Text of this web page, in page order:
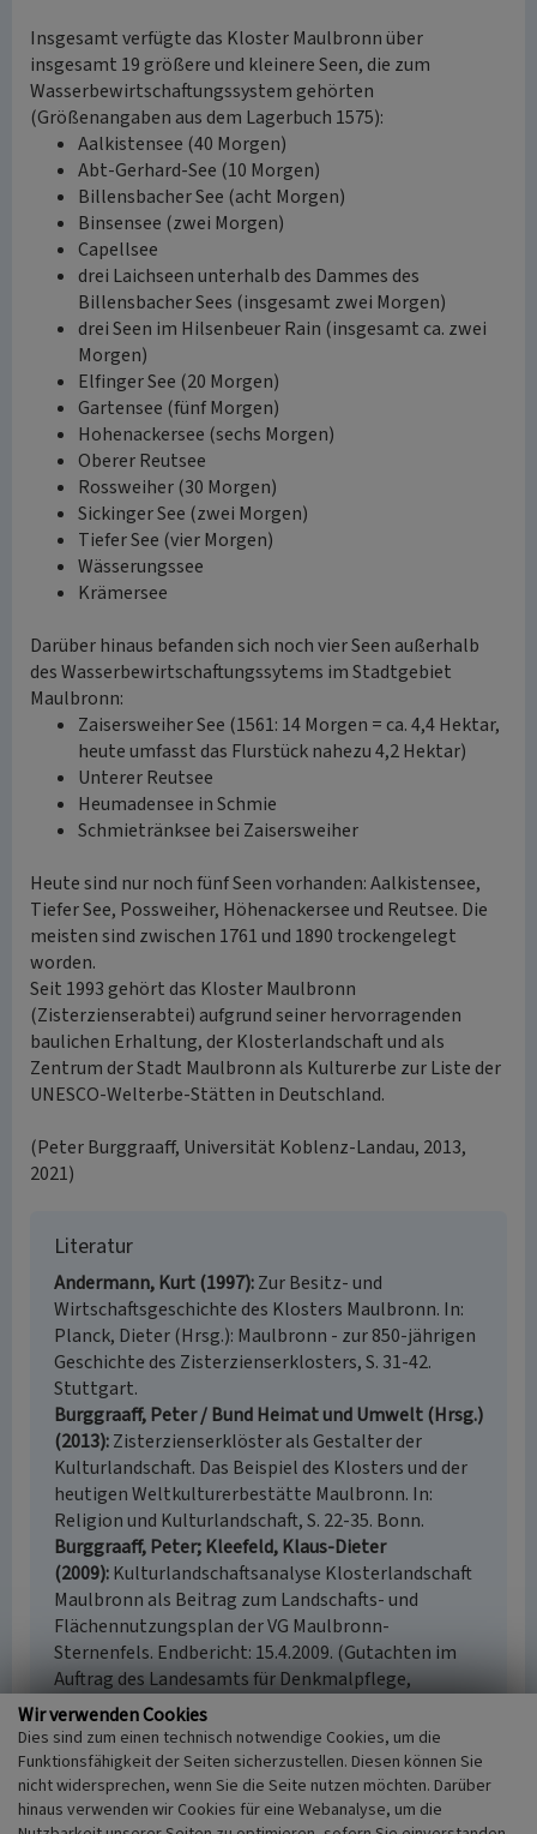
Insgesamt verfügte das Kloster Maulbronn über
insgesamt 19 größere und kleinere Seen, die zum
Wasserbewirtschaftungssystem gehörten
(Größenangaben aus dem Lagerbuch 1575):
Aalkistensee (40 Morgen)
Abt-Gerhard-See (10 Morgen)
Billensbacher See (acht Morgen)
Binsensee (zwei Morgen)
Capellsee
drei Laichseen unterhalb des Dammes des
Billensbacher Sees (insgesamt zwei Morgen)
drei Seen im Hilsenbeuer Rain (insgesamt ca. zwei
Morgen)
Elfinger See (20 Morgen)
Gartensee (fünf Morgen)
Hohenackersee (sechs Morgen)
Oberer Reutsee
Rossweiher (30 Morgen)
Sickinger See (zwei Morgen)
Tiefer See (vier Morgen)
Wässerungssee
Krämersee
Darüber hinaus befanden sich noch vier Seen außerhalb
des Wasserbewirtschaftungssytems im Stadtgebiet
Maulbronn:
Zaisersweiher See (1561: 14 Morgen = ca. 4,4 Hektar,
heute umfasst das Flurstück nahezu 4,2 Hektar)
Unterer Reutsee
Heumadensee in Schmie
Schmietränksee bei Zaisersweiher
Heute sind nur noch fünf Seen vorhanden: Aalkistensee,
Tiefer See, Possweiher, Höhenackersee und Reutsee. Die
meisten sind zwischen 1761 und 1890 trockengelegt
worden.
Seit 1993 gehört das Kloster Maulbronn
(Zisterzienserabtei) aufgrund seiner hervorragenden
baulichen Erhaltung, der Klosterlandschaft und als
Zentrum der Stadt Maulbronn als Kulturerbe zur Liste der
UNESCO-Welterbe-Stätten in Deutschland.
(Peter Burggraaff, Universität Koblenz-Landau, 2013,
2021)
Literatur
Andermann, Kurt (1997) Zur Besitz- und
Wirtschaftsgeschichte des Klosters Maulbronn. In:
Planck, Dieter (Hrsg.): Maulbronn - zur 850-jährigen
Geschichte des Zisterzienserklosters, S. 31-42.
Stuttgart.
Burggraaff, Peter / Bund Heimat und Umwelt (Hrsg.)
(2013) Zisterzienserklöster als Gestalter der
Kulturlandschaft. Das Beispiel des Klosters und der
heutigen Weltkulturerbestätte Maulbronn. In:
Religion und Kulturlandschaft, S. 22-35. Bonn.
Burggraaff, Peter; Kleefeld, Klaus-Dieter
(2009) Kulturlandschaftsanalyse Klosterlandschaft
Maulbronn als Beitrag zum Landschafts- und
Flächennutzungsplan der VG Maulbronn-
Sternenfels. Endbericht: 15.4.2009. (Gutachten im
Auftrag des Landesamts für Denkmalpflege,
Regierungspräsidium Stuttgart, Referat 25 –
Denkmalpflege, Regierungspräsidium Karlsruhe und
der Stadt Maulbronn (nicht veröffentlicht).) Köln u.
Kelberg.
Burggraaff, Peter; Kleefeld, Klaus-Dieter;
Wir verwenden Cookies
Dies sind zum einen technisch notwendige Cookies, um die
Funktionsfähigkeit der Seiten sicherzustellen. Diesen können Sie
nicht widersprechen, wenn Sie die Seite nutzen möchten. Darüber
hinaus verwenden wir Cookies für eine Webanalyse, um die